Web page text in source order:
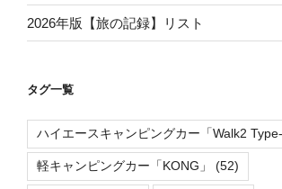
2026年版【旅の記録】リスト
タグ一覧
ハイエースキャンピングカー「Walk2 Type-
軽キャンピングカー「KONG」 (52)